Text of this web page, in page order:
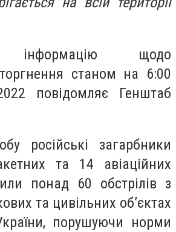
інформацію щодо
станом на 6:00
повідомляє Генштаб
російські загарбники
та 14 авіаційних
понад 60 обстрілів з
та цивільних об’єктах
порушуючи норми